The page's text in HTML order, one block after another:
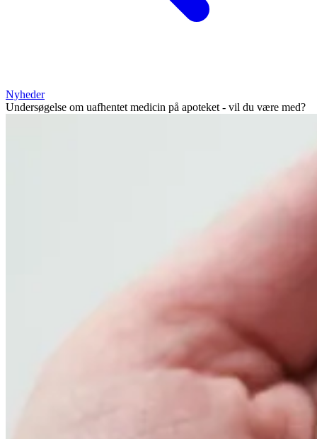
Nyheder
Undersøgelse om uafhentet medicin på apoteket - vil du være med?